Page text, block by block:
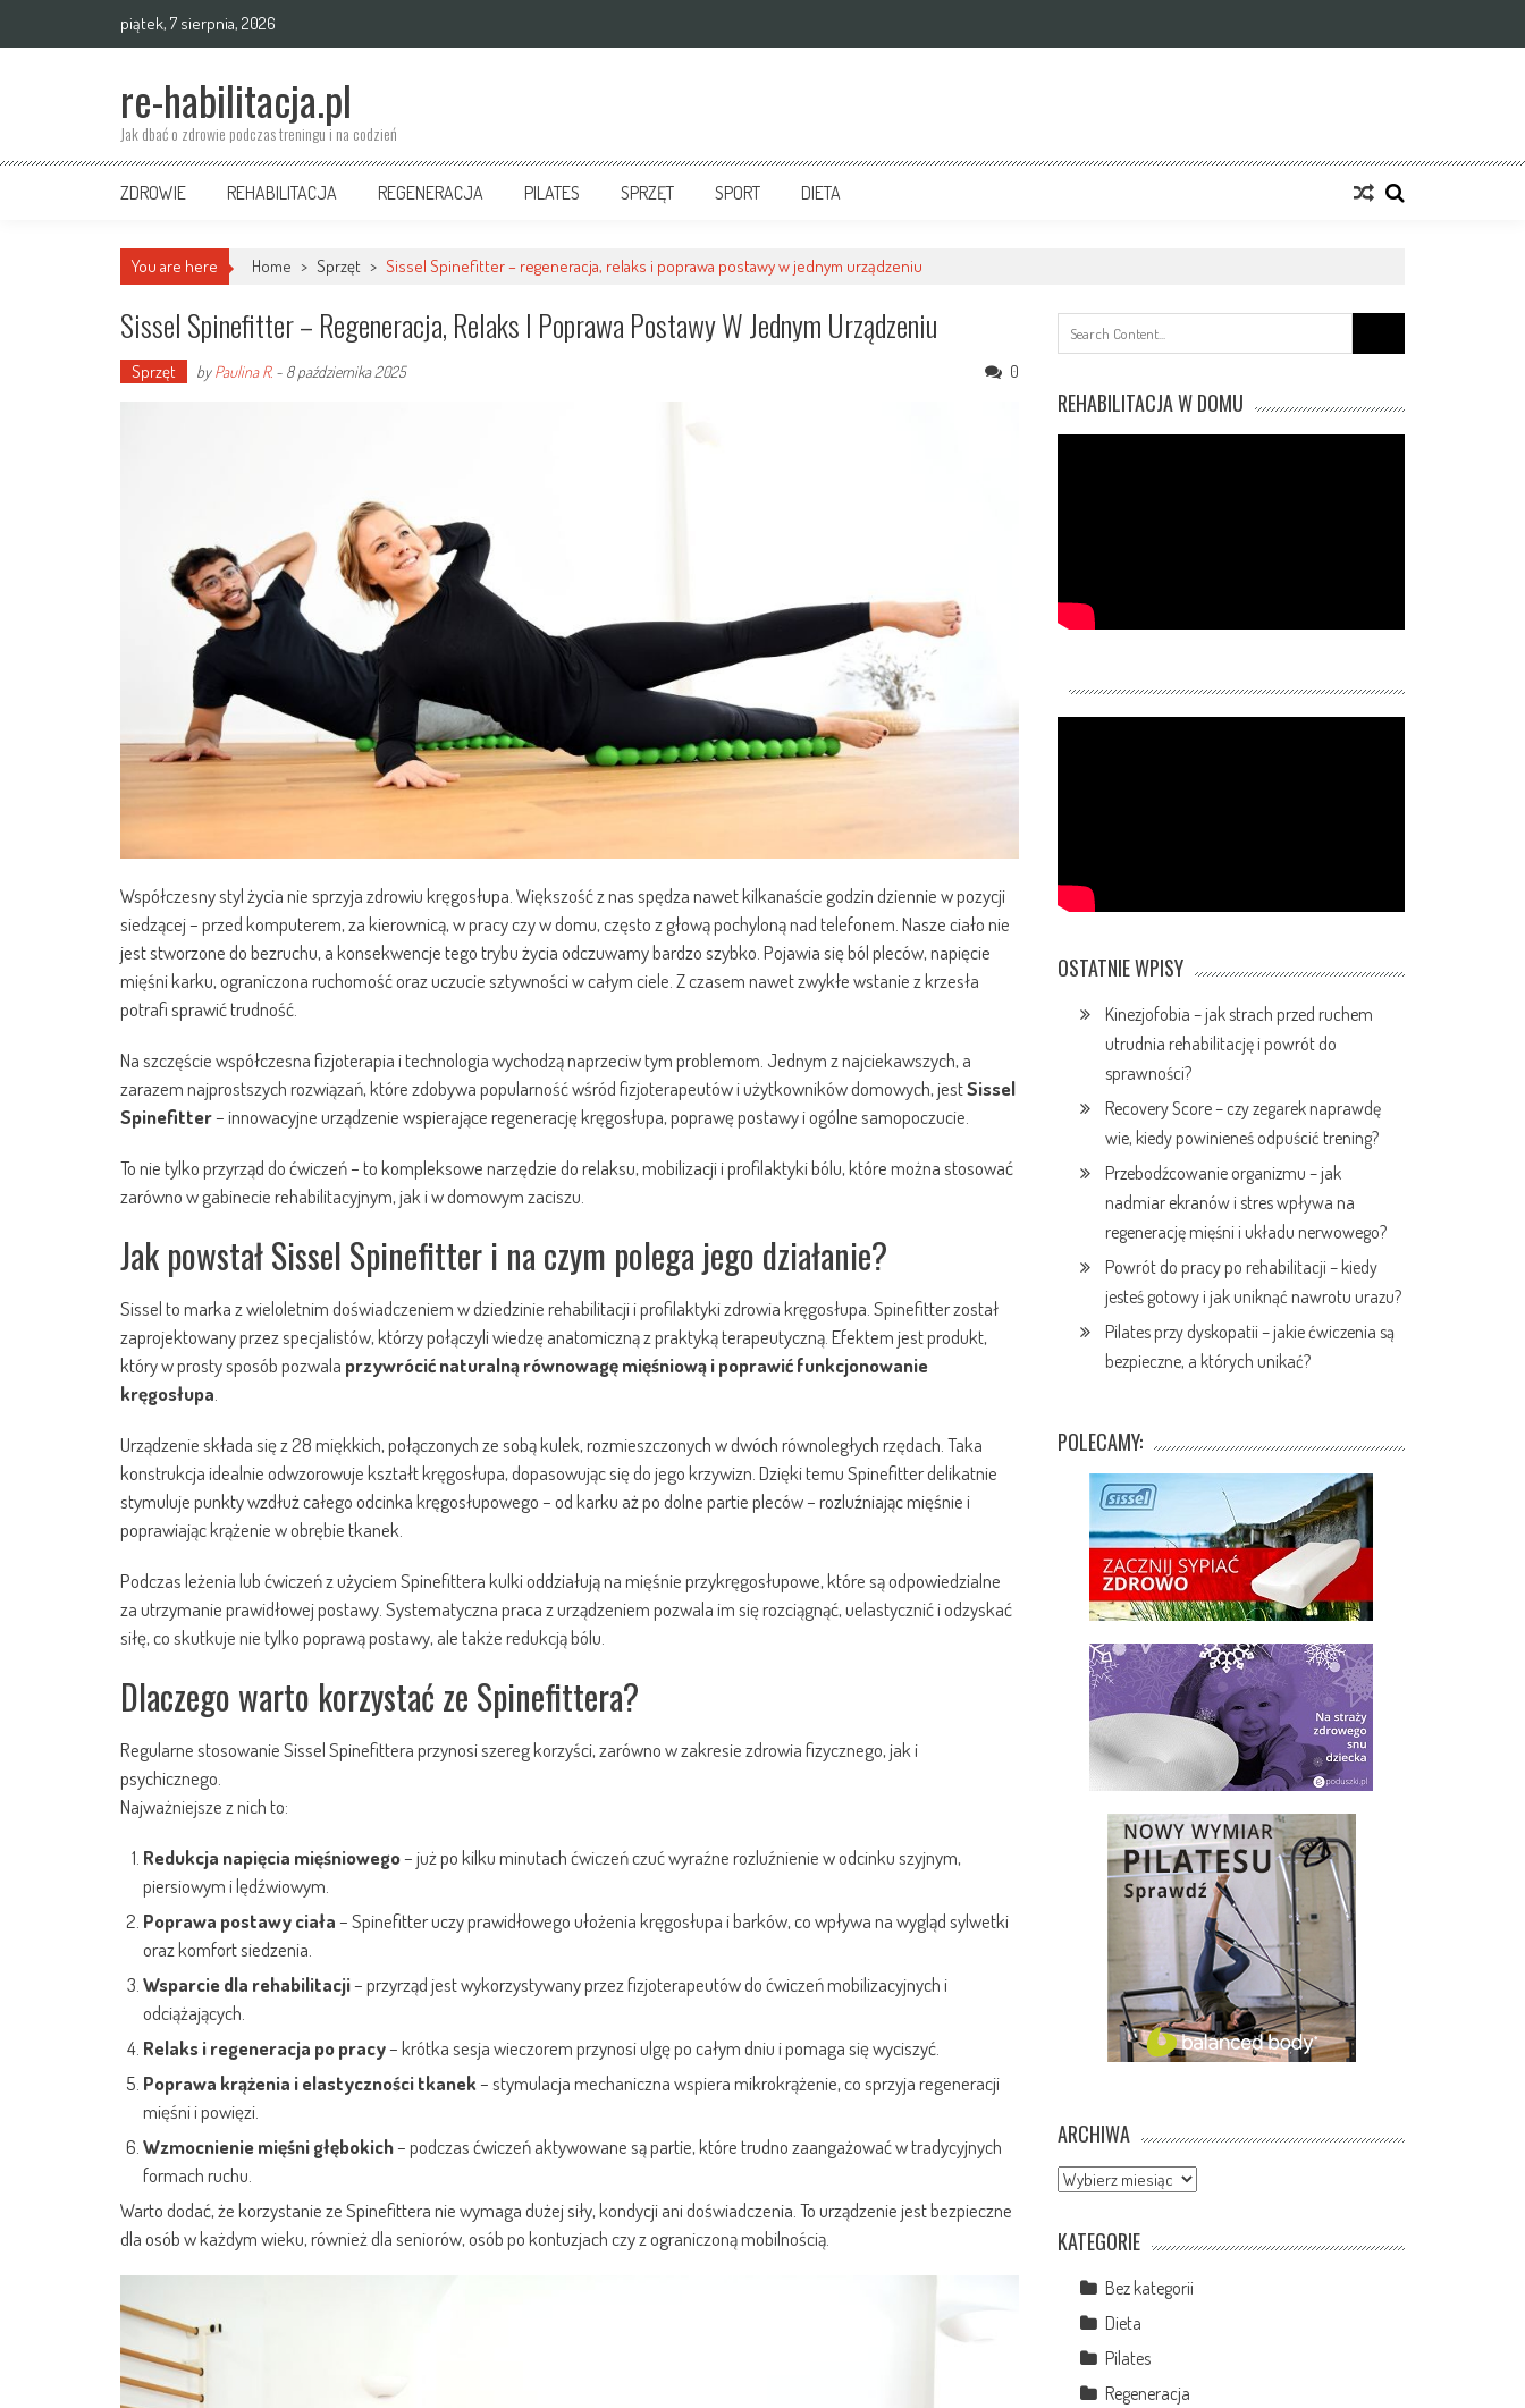
piątek, 7 sierpnia, 2026
re-habilitacja.pl
Jak dbać o zdrowie podczas treningu i na codzień
ZDROWIE REHABILITACJA REGENERACJA PILATES SPRZĘT SPORT DIETA
You are here Home > Sprzęt > Sissel Spinefitter – regeneracja, relaks i poprawa postawy w jednym urządzeniu
Sissel Spinefitter – Regeneracja, Relaks I Poprawa Postawy W Jednym Urządzeniu
Sprzęt byPaulina R. - 8 października 2025 0
Współczesny styl życia nie sprzyja zdrowiu kręgosłupa. Większość z nas spędza nawet kilkanaście godzin dziennie w pozycji
siedzącej – przed komputerem, za kierownicą, w pracy czy w domu, często z głową pochyloną nad telefonem. Nasze ciało nie
jest stworzone do bezruchu, a konsekwencje tego trybu życia odczuwamy bardzo szybko. Pojawia się ból pleców, napięcie
mięśni karku, ograniczona ruchomość oraz uczucie sztywności w całym ciele. Z czasem nawet zwykłe wstanie z krzesła
potrafi sprawić trudność.
Na szczęście współczesna fizjoterapia i technologia wychodzą naprzeciw tym problemom. Jednym z najciekawszych, a
zarazem najprostszych rozwiązań, które zdobywa popularność wśród fizjoterapeutów i użytkowników domowych, jestSissel
Spinefitter– innowacyjne urządzenie wspierające regenerację kręgosłupa, poprawę postawy i ogólne samopoczucie.
To nie tylko przyrząd do ćwiczeń – to kompleksowe narzędzie do relaksu, mobilizacji i profilaktyki bólu, które można stosować
zarówno w gabinecie rehabilitacyjnym, jak i w domowym zaciszu.
Jak powstał Sissel Spinefitter i na czym polega jego działanie?
Sissel to marka z wieloletnim doświadczeniem w dziedzinie rehabilitacji i profilaktyki zdrowia kręgosłupa. Spinefitter został
zaprojektowany przez specjalistów, którzy połączyli wiedzę anatomiczną z praktyką terapeutyczną. Efektem jest produkt,
który w prosty sposób pozwala przywrócić naturalną równowagę mięśniową i poprawić funkcjonowanie
kręgosłupa.
Urządzenie składa się z 28 miękkich, połączonych ze sobą kulek, rozmieszczonych w dwóch równoległych rzędach. Taka
konstrukcja idealnie odwzorowuje kształt kręgosłupa, dopasowując się do jego krzywizn. Dzięki temu Spinefitter delikatnie
stymuluje punkty wzdłuż całego odcinka kręgosłupowego – od karku aż po dolne partie pleców – rozluźniając mięśnie i
poprawiając krążenie w obrębie tkanek.
Podczas leżenia lub ćwiczeń z użyciem Spinefittera kulki oddziałują na mięśnie przykręgosłupowe, które są odpowiedzialne
za utrzymanie prawidłowej postawy. Systematyczna praca z urządzeniem pozwala im się rozciągnąć, uelastycznić i odzyskać
siłę, co skutkuje nie tylko poprawą postawy, ale także redukcją bólu.
Dlaczego warto korzystać ze Spinefittera?
Regularne stosowanie Sissel Spinefittera przynosi szereg korzyści, zarówno w zakresie zdrowia fizycznego, jak i
psychicznego.
Najważniejsze z nich to:
Redukcja napięcia mięśniowego– już po kilku minutach ćwiczeń czuć wyraźne rozluźnienie w odcinku szyjnym,
piersiowym i lędźwiowym.
Poprawa postawy ciała– Spinefitter uczy prawidłowego ułożenia kręgosłupa i barków, co wpływa na wygląd sylwetki
oraz komfort siedzenia.
Wsparcie dla rehabilitacji– przyrząd jest wykorzystywany przez fizjoterapeutów do ćwiczeń mobilizacyjnych i
odciążających.
Relaks i regeneracja po pracy– krótka sesja wieczorem przynosi ulgę po całym dniu i pomaga się wyciszyć.
Poprawa krążenia i elastyczności tkanek– stymulacja mechaniczna wspiera mikrokrążenie, co sprzyja regeneracji
mięśni i powięzi.
Wzmocnienie mięśni głębokich– podczas ćwiczeń aktywowane są partie, które trudno zaangażować w tradycyjnych
formach ruchu.
Warto dodać, że korzystanie ze Spinefittera nie wymaga dużej siły, kondycji ani doświadczenia. To urządzenie jest bezpieczne
dla osób w każdym wieku, również dla seniorów, osób po kontuzjach czy z ograniczoną mobilnością.
for:
REHABILITACJA W DOMU
OSTATNIE WPISY
Kinezjofobia – jak strach przed ruchem
utrudnia rehabilitację i powrót do
sprawności?
Recovery Score – czy zegarek naprawdę
wie, kiedy powinieneś odpuścić trening?
Przebodźcowanie organizmu – jak
nadmiar ekranów i stres wpływa na
regenerację mięśni i układu nerwowego?
Powrót do pracy po rehabilitacji – kiedy
jesteś gotowy i jak uniknąć nawrotu urazu?
Pilates przy dyskopatii – jakie ćwiczenia są
bezpieczne, a których unikać?
POLECAMY:
ARCHIWA
Archiwa
KATEGORIE
Bez kategorii
Dieta
Pilates
Regeneracja